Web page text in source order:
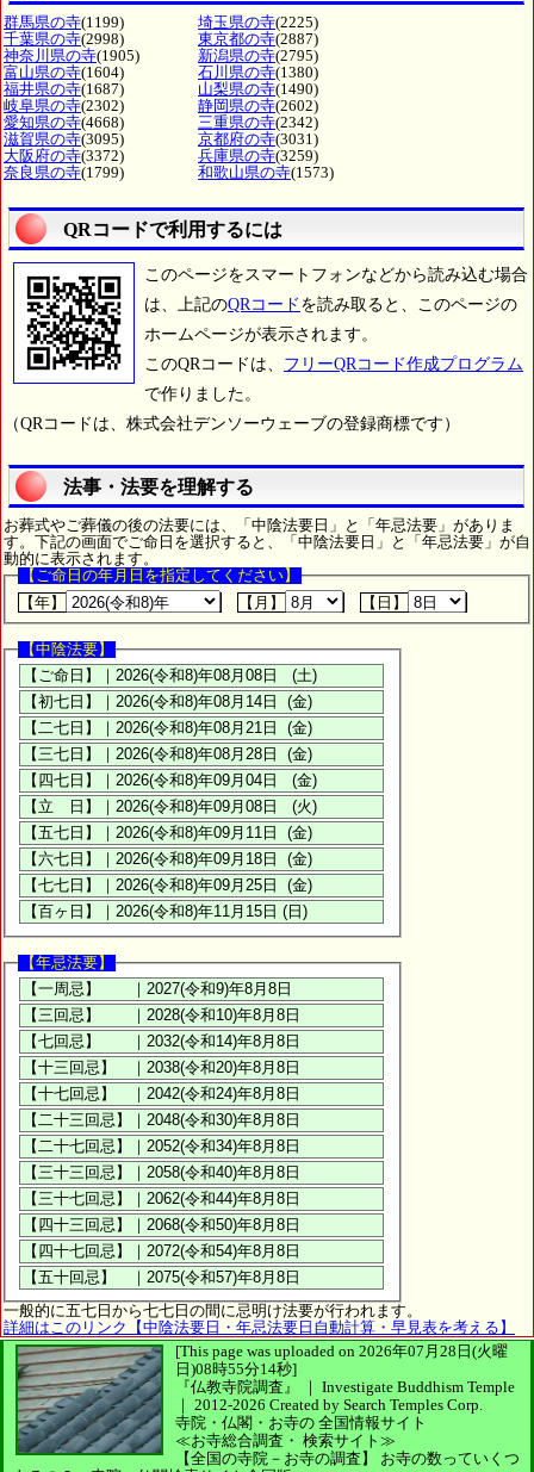
群馬県の寺(1199) 埼玉県の寺(2225)
千葉県の寺(2998) 東京都の寺(2887)
神奈川県の寺(1905) 新潟県の寺(2795)
富山県の寺(1604) 石川県の寺(1380)
福井県の寺(1687) 山梨県の寺(1490)
岐阜県の寺(2302) 静岡県の寺(2602)
愛知県の寺(4668) 三重県の寺(2342)
滋賀県の寺(3095) 京都府の寺(3031)
大阪府の寺(3372) 兵庫県の寺(3259)
奈良県の寺(1799) 和歌山県の寺(1573)
QRコードで利用するには
このページをスマートフォンなどから読み込む場合
は、上記のQRコード を読み取ると、このページの
ホームページが表示されます。
このQRコードは、 フリーQRコード作成プログラム
で作りました。
（QRコードは、株式会社デンソーウェーブの登録商標です）
法事・法要を理解する
お葬式やご葬儀の後の法要には、「中陰法要日」と「年忌法要」がありま
す。下記の画面でご命日を選択すると、「中陰法要日」と「年忌法要」が自
動的に表示されます。
【ご命日の年月日を指定してください】
【年】
【月】 【日】
【中陰法要】
【年忌法要】
一般的に五七日から七七日の間に忌明け法要が行われます。
詳細はこのリンク【中陰法要日・年忌法要日自動計算・早見表を考える】
[This page was uploaded on 2026年07月28日(火曜
日)08時55分14秒]
『仏教寺院調査』 ｜ Investigate Buddhism Temple
｜ 2012-2026 Created by Search Temples Corp.
寺院・仏閣・お寺の 全国情報サイト
≪お寺総合調査・ 検索サイト≫
【全国の寺院－お寺の調査】
お寺の数っていくつ